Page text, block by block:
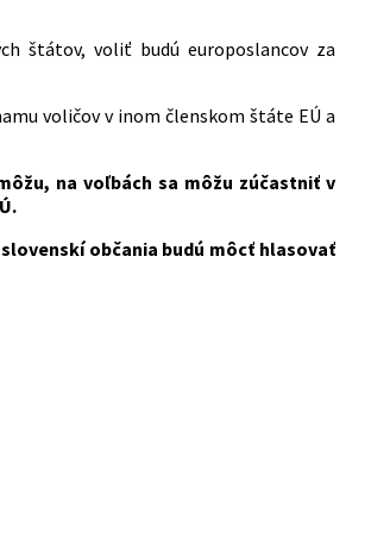
štátov, voliť budú europoslancov za
voličov v inom členskom štáte EÚ a
na voľbách sa môžu zúčastniť v
občania budú môcť hlasovať